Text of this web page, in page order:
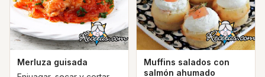
Merluza guisada
Muffins salados con
salmón ahumado